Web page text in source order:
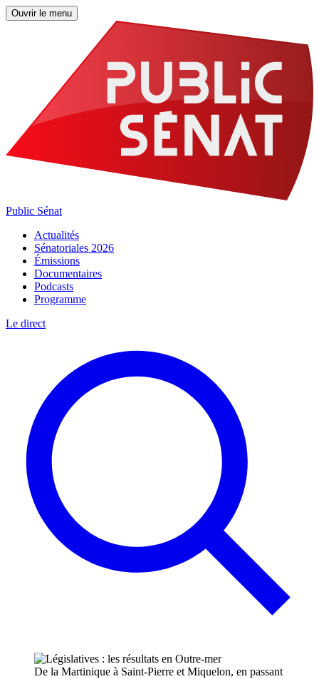
Ouvrir le menu
Public Sénat
Actualités
Sénatoriales 2026
Émissions
Documentaires
Podcasts
Programme
Le direct
De la Martinique à Saint-Pierre et Miquelon, en passant